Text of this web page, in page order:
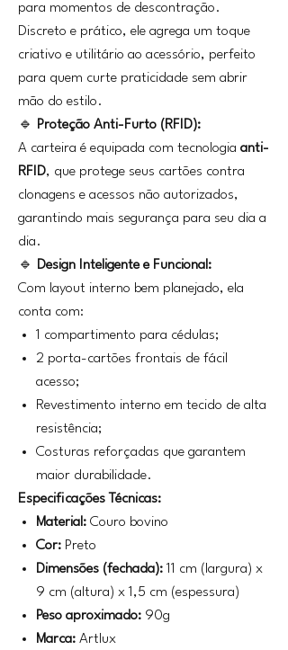
para momentos de descontração.
Discreto e prático, ele agrega um toque
criativo e utilitário ao acessório, perfeito
para quem curte praticidade sem abrir
mão do estilo.
🔹 Proteção Anti-Furto (RFID):
A carteira é equipada com tecnologia anti-
RFID, que protege seus cartões contra
clonagens e acessos não autorizados,
garantindo mais segurança para seu dia a
dia.
🔹 Design Inteligente e Funcional:
Com layout interno bem planejado, ela
conta com:
1 compartimento para cédulas;
2 porta-cartões frontais de fácil
acesso;
Revestimento interno em tecido de alta
resistência;
Costuras reforçadas que garantem
maior durabilidade.
Especificações Técnicas:
Material: Couro bovino
Cor: Preto
Dimensões (fechada): 11 cm (largura) x
9 cm (altura) x 1,5 cm (espessura)
Peso aproximado: 90g
Marca: Artlux